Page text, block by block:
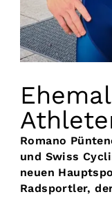
Romano
und Swiss
neuen
Radsportler,